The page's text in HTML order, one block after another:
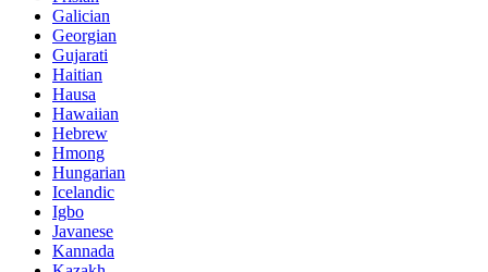
Galician
Georgian
Gujarati
Haitian
Hausa
Hawaiian
Hebrew
Hmong
Hungarian
Icelandic
Igbo
Javanese
Kannada